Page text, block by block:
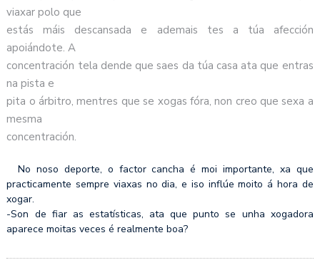
viaxar polo que
estás máis descansada e ademais tes a túa afección
apoiándote. A
concentración tela dende que saes da túa casa ata que entras
na pista e
pita o árbitro, mentres que se xogas fóra, non creo que sexa a
mesma
concentración.
No noso deporte, o factor cancha é moi importante, xa que
practicamente sempre viaxas no dia, e iso inflúe moito á hora de
xogar.
-Son de fiar as estatísticas, ata que punto se unha xogadora
aparece moitas veces é realmente boa?